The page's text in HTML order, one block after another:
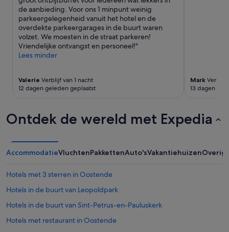
extra
voorwaarden.
de aanbieding. Voor ons 1 minpunt weinig
parkeergelegenheid vanuit het hotel en de
overdekte parkeergarages in de buurt waren
volzet. We moesten in de straat parkeren!
Vriendelijke ontvangst en personeel!"
Lees minder
Valerie Verblijf van 1 nacht
12 dagen geleden geplaatst
Mark Verblijf
13 dagen
Ontdek de wereld met Expedia
AccommodatieVluchtenPakkettenAuto'sVakantiehuizenOverig
Hotels met 3 sterren in Oostende
Hotels in de buurt van Leopoldpark
Hotels in de buurt van Sint-Petrus-en-Pauluskerk
Hotels met restaurant in Oostende